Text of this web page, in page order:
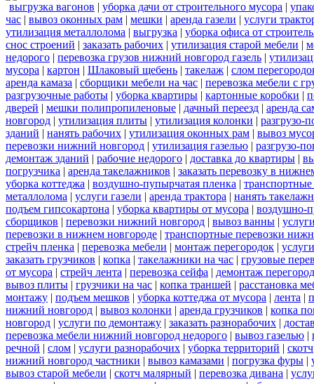
выгрузка вагонов | уборка дачи от строительного мусора |
час | вывоз оконных рам | мешки | аренда газели | услуги
утилизация металлолома | выгрузка | уборка офиса от
снос строений | заказать рабочих | утилизация старой мебели |
недорого | перевозка грузов нижний новгород газель |
мусора | картон | Шлаковый щебень | такелаж | слом
аренда камаза | сборщики мебели на час | перевозка мебели с
разгрузочные работы | уборка квартиры | картонные коробки |
дверей | мешки полипропиленовые | дачный переезд | аренда
новгород | утилизация плиты | утилизация колонки | разгрузо-
зданий | нанять рабочих | утилизация оконных рам | вывоз
перевозки нижний новгород | утилизация газелью | разгрузо-
демонтаж зданий | рабочие недорого | доставка до квартиры |
погрузчика | аренда такелажников | заказать перевозку в
уборка коттеджа | воздушно-пупырчатая пленка | транспортные
металлолома | услуги газели | аренда трактора | нанять
подъем гипсокартона | уборка квартиры от мусора | воздушно-
сборщиков | перевозки нижний новгород | вывоз ванны |
перевозки в нижнем новгороде | транспортные перевозки
стрейч пленка | перевозка мебели | монтаж перегородок |
заказать грузчиков | копка | такелажники на час | грузовые
от мусора | стрейч лента | перевозка сейфа | демонтаж
вывоз плиты | грузчики на час | копка траншей | расстановка
монтажу | подъем мешков | уборка коттеджа от мусора | лента |
нижний новгород | вывоз колонки | аренда грузчиков | копка
новгород | услуги по демонтажу | заказать разнорабочих |
перевозка мебели нижний новгород недорого | вывоз газелью |
речной | слом | услуги разнорабочих | уборка территорий | скотч
нижний новгород частники | вывоз камазами | погрузка фуры |
вывоз старой мебели | скотч малярный | перевозка дивана |